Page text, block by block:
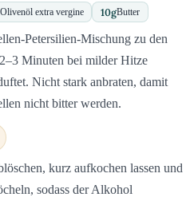
Olivenöl extra vergine 10gButter
Petersilien-Mischung zu den
Minuten bei milder Hitze
Nicht stark anbraten, damit
nicht bitter werden.
kurz aufkochen lassen und
sodass der Alkohol